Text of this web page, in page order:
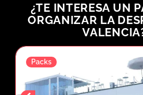
¿TE INTERESA UN
ORGANIZAR LA
Packs